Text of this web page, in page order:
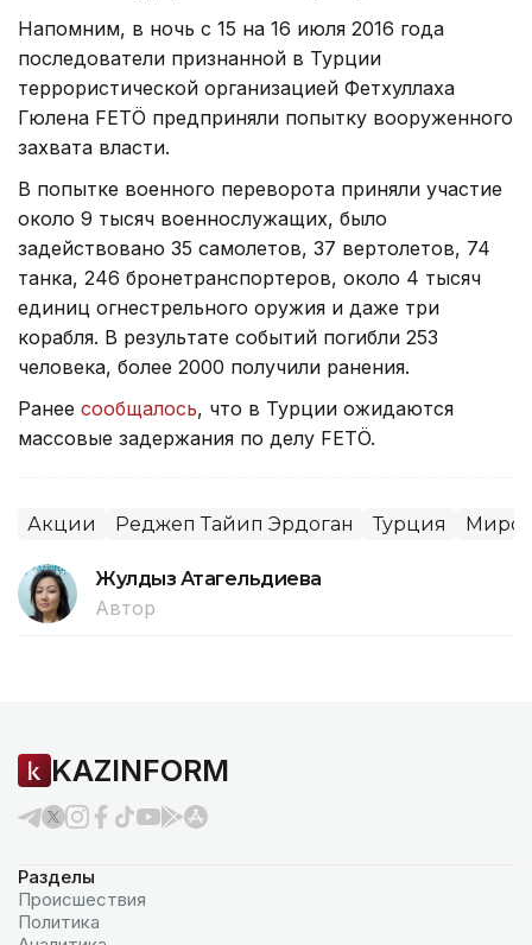
Напомним, в ночь с 15 на 16 июля 2016 года
последователи признанной в Турции
террористической организацией Фетхуллаха
Гюлена FETÖ предприняли попытку вооруженного
захвата власти.
В попытке военного переворота приняли участие
около 9 тысяч военнослужащих, было
задействовано 35 самолетов, 37 вертолетов, 74
танка, 246 бронетранспортеров, около 4 тысяч
единиц огнестрельного оружия и даже три
корабля. В результате событий погибли 253
человека, более 2000 получили ранения.
Ранее сообщалось, что в Турции ожидаются
массовые задержания по делу FETÖ.
Акции Реджеп Тайип Эрдоган Турция
Жулдыз Атагельдиева
Автор
KAZINFORM
Разделы
Происшествия
Политика